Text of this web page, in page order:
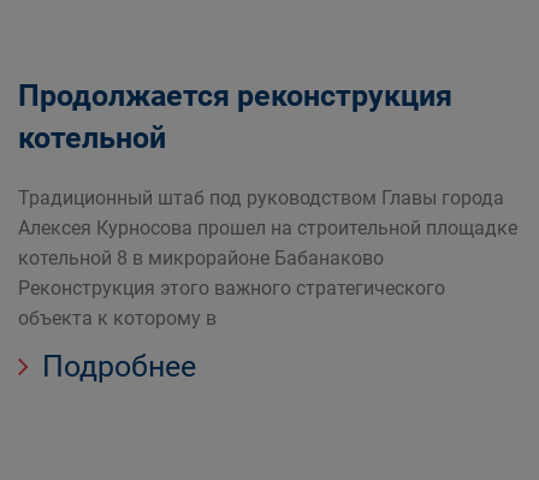
Продолжается реконструкция
котельной
Традиционный штаб под руководством Главы города
Алексея Курносова прошел на строительной площадке
котельной 8 в микрорайоне Бабанаково
Реконструкция этого важного стратегического
объекта к которому в
Подробнее